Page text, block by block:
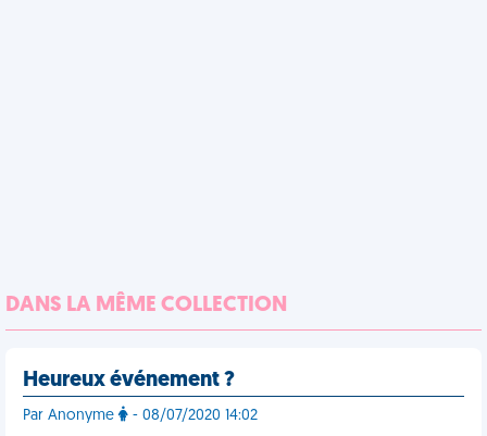
DANS LA MÊME COLLECTION
Heureux événement ?
Par Anonyme - 08/07/2020 14:02